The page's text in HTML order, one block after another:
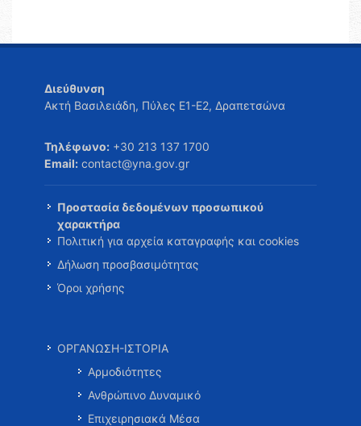
Διεύθυνση
Ακτή Βασιλειάδη, Πύλες Ε1-Ε2, Δραπετσώνα
Τηλέφωνο: +30 213 137 1700
Email: contact@yna.gov.gr
Προστασία δεδομένων προσωπικού
χαρακτήρα
Πολιτική για αρχεία καταγραφής και cookies
Δήλωση προσβασιμότητας
Όροι χρήσης
ΟΡΓΑΝΩΣΗ-ΙΣΤΟΡΙΑ
Αρμοδιότητες
Ανθρώπινο Δυναμικό
Επιχειρησιακά Μέσα